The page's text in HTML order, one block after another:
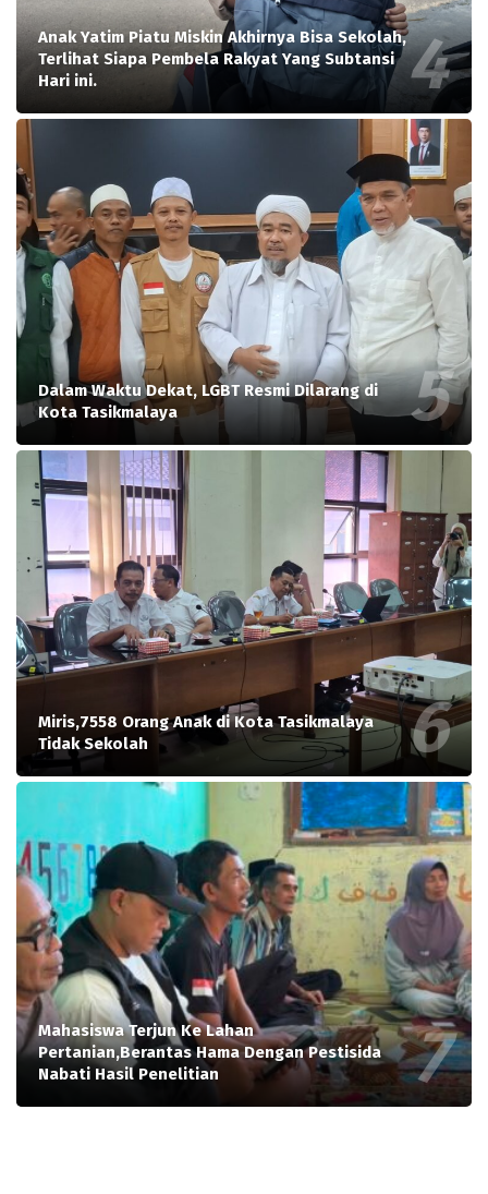
Anak Yatim Piatu Miskin Akhirnya Bisa Sekolah,
Terlihat Siapa Pembela Rakyat Yang Subtansi
Hari ini.
Dalam Waktu Dekat, LGBT Resmi Dilarang di
Kota Tasikmalaya
Miris,7558 Orang Anak di Kota Tasikmalaya
Tidak Sekolah
Mahasiswa Terjun Ke Lahan
Pertanian,Berantas Hama Dengan Pestisida
Nabati Hasil Penelitian